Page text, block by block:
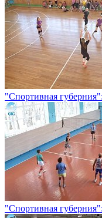
"Спортивная
"Спортивная